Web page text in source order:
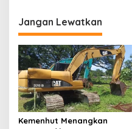
g
a
s
i
p
o
s
Jangan Lewatkan
Kemenhut Menangkan